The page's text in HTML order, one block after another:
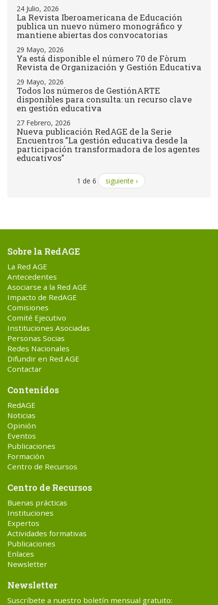
24 Julio, 2026
La Revista Iberoamericana de Educación
publica un nuevo número monográfico y
mantiene abiertas dos convocatorias
29 Mayo, 2026
Ya está disponible el número 70 de Fòrum
Revista de Organización y Gestión Educativa
29 Mayo, 2026
Todos los números de GestiónARTE
disponibles para consulta: un recurso clave
en gestión educativa
27 Febrero, 2026
Nueva publicación RedAGE de la Serie
Encuentros "La gestión educativa desde la
participación transformadora de los agentes
educativos"
1 de 6 siguiente ›
Sobre la RedAGE
La Red AGE
Antecedentes
Asociarse a la Red AGE
Impacto de RedAGE
Comisiones
Comité Ejecutivo
Instituciones Asociadas
Personas Socias
Redes Nacionales
Difundir en Red AGE
Contactar
Contenidos
RedAGE
Noticias
Opinión
Eventos
Publicaciones
Formación
Centro de Recursos
Centro de Recursos
Buenas prácticas
Instituciones
Expertos
Actividades formativas
Publicaciones
Enlaces
Newsletter
Newsletter
Suscríbete a nuestro boletín mensual gratuito: